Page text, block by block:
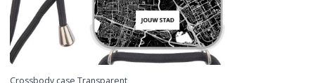
Crossbody case Transparent